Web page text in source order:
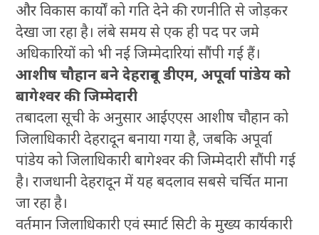
और विकास कार्यों को गति देने की रणनीति से जोड़कर
देखा जा रहा है। लंबे समय से एक ही पद पर जमे
अधिकारियों को भी नई जिम्मेदारियां सौंपी गई हैं।
आशीष चौहान बने देहरादून डीएम, अपूर्वा पांडेय को
बागेश्वर की जिम्मेदारी
तबादला सूची के अनुसार आईएएस आशीष चौहान को
जिलाधिकारी देहरादून बनाया गया है, जबकि अपूर्वा
पांडेय को जिलाधिकारी बागेश्वर की जिम्मेदारी सौंपी गई
है। राजधानी देहरादून में यह बदलाव सबसे चर्चित माना
जा रहा है।
वर्तमान जिलाधिकारी एवं स्मार्ट सिटी के मुख्य कार्यकारी